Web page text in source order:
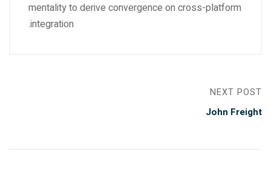
mentality to derive convergence on cross-platform
integration.
NEXT POST
John Freight